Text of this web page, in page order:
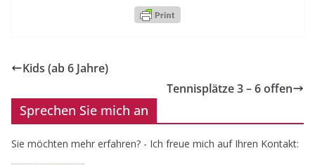
Kids (ab 6 Jahre)
Tennisplätze 3 – 6 offen
Sprechen Sie mich an
Sie möchten mehr erfahren? - Ich freue mich auf Ihren Kontakt: